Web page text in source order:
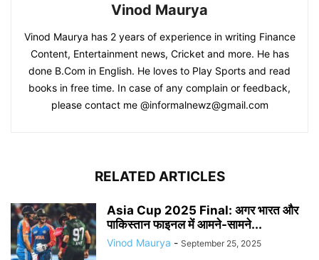
Vinod Maurya
Vinod Maurya has 2 years of experience in writing Finance
Content, Entertainment news, Cricket and more. He has
done B.Com in English. He loves to Play Sports and read
books in free time. In case of any complain or feedback,
please contact me @informalnewz@gmail.com
RELATED ARTICLES
Asia Cup 2025 Final: अगर भारत और
पाकिस्तान फाइनल में आमने-सामने...
Vinod Maurya - September 25, 2025